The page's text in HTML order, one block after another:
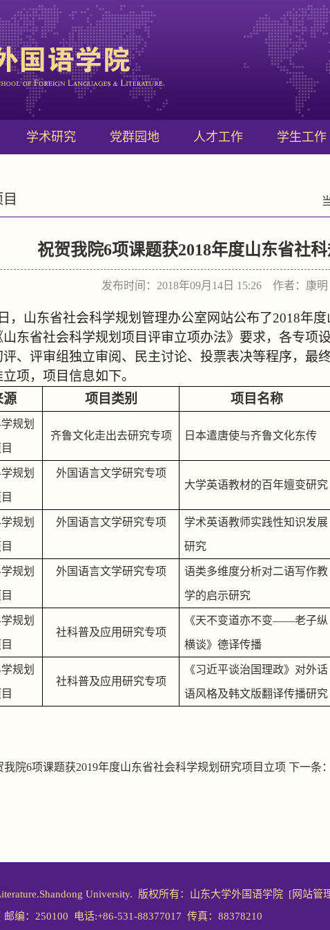
学术研究 党群园地 人才工作 学生工作
祝贺我院6项课题获2018年度山东省社
发布时间：2018年09月14日 15:26 作者：康
日，山东省社会科学规划管理办公室网站公布了2018年度
山东省社会科学规划项目评审立项办法》要求，各专项
、评审组独立审阅、民主讨论、投票表决等程序，最
项，项目信息如下。
源
项目类别 项目名称
规划
齐鲁文化走出去研究专项 日本遣唐使与齐鲁文化东传
规划
外国语言文学研究专项
大学英语教材的百年嬗变研究
规划 外国语言文学研究专项 学术英语教师实践性知识发展
研究
规划 外国语言文学研究专项 语类多维度分析对二语写作教
学的启示研究
规划
社科普及应用研究专项
《天不变道亦不变——老子纵
横谈》德译传播
规划
社科普及应用研究专项
《习近平谈治国理政》对外话
语风格及韩文版翻译传播研究
我院6项课题获2019年度山东省社会科学规划研究项目立项 下一条：
University. 版权所有：山东大学外国语学院 [网站管
编：250100 电话:+86-531-88377017 传真：88378210